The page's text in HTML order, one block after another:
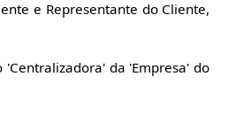
e Representante do Cliente,
da 'Empresa' do